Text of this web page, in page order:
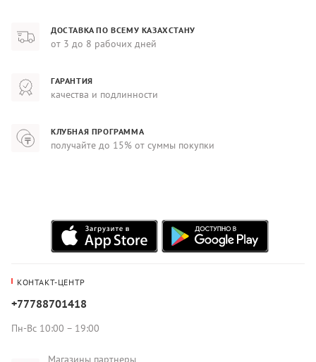
ДОСТАВКА ПО ВСЕМУ КАЗАХСТАНУ
от 3 до 8 рабочих дней
ГАРАНТИЯ
качества и подлинности
КЛУБНАЯ ПРОГРАММА
получайте до 15% от суммы покупки
КОНТАКТ-ЦЕНТР
+77788701418
Пн-Вс 10:00 – 19:00
Магазины партнеры